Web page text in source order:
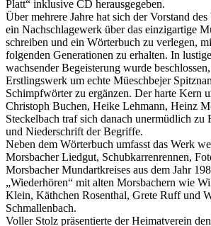
Platt“ inklusive CD herausgegeben.
Über mehrere Jahre hat sich der Vorstand
ein Nachschlagewerk über das einzigartige
schreiben und ein Wörterbuch zu verlegen,
folgenden Generationen zu erhalten. In
wachsender Begeisterung wurde
Erstlingswerk um echte Müeschbejer
Schimpfwörter zu ergänzen. Der harte Kern
Christoph Buchen, Heike Lehmann, Heinz
Steckelbach traf sich danach unermüdlich zu
und Niederschrift der Begriffe.
Neben dem Wörterbuch umfasst das Werk
Morsbacher Liedgut, Schubkarrenrennen,
Morsbacher Mundartkreises aus dem Jahr
„Wiederhören“ mit alten Morsbachern wie
Klein, Käthchen Rosenthal, Grete Ruff und
Schmallenbach.
Voller Stolz präsentierte der Heimatverein